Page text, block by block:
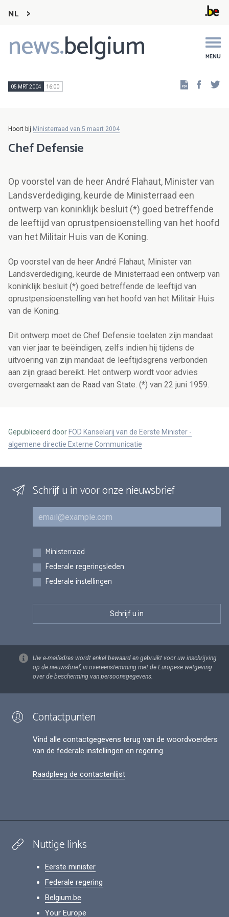
NL
news.belgium MENU
Main
navigation
05 MRT 2004 16:00
Hoort bij Ministerraad van 5 maart 2004
Chef Defensie
Op voorstel van de heer André Flahaut, Minister van
Landsverdediging, keurde de Ministerraad een
ontwerp van koninklijk besluit (*) goed betreffende
de leeftijd van oprustpensioenstelling van het hoofd
van het Militair Huis van de Koning.
Op voorstel van de heer André Flahaut, Minister van
Landsverdediging, keurde de Ministerraad een ontwerp van
koninklijk besluit (*) goed betreffende de leeftijd van
oprustpensioenstelling van het hoofd van het Militair Huis
van de Koning.
Dit ontwerp moet de Chef Defensie toelaten zijn mandaat
van vier jaar te beëindigen, zelfs indien hij tijdens de
uitvoering van zijn mandaat de leeftijdsgrens verbonden
aan zijn graad bereikt. Het ontwerp wordt voor advies
overgemaakt aan de Raad van State. (*) van 22 juni 1959.
Gepubliceerd door FOD Kanselarij van de Eerste Minister -
algemene directie Externe Communicatie
Schrijf u in voor onze nieuwsbrief
E-mail
Inschrijvingen
Ministerraad
Federale regeringsleden
Federale instellingen
Uw e-mailadres wordt enkel bewaard en gebruikt voor uw inschrijving
op de nieuwsbrief, in overeenstemming met de Europese wetgeving
over de bescherming van persoonsgegevens.
Contactpunten
Vind alle contactgegevens terug van de woordvoerders
van de federale instellingen en regering.
Raadpleeg de contactenlijst
Nuttige links
Eerste minister
Federale regering
Belgium.be
Your Europe